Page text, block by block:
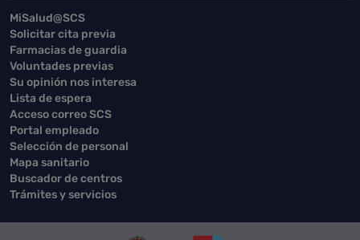
MiSalud@SCS
Solicitar cita previa
Farmacias de guardia
Voluntades previas
Su opinión nos interesa
Lista de espera
Acceso correo SCS
Portal empleado
Selección de personal
Mapa sanitario
Buscador de centros
Trámites y servicios